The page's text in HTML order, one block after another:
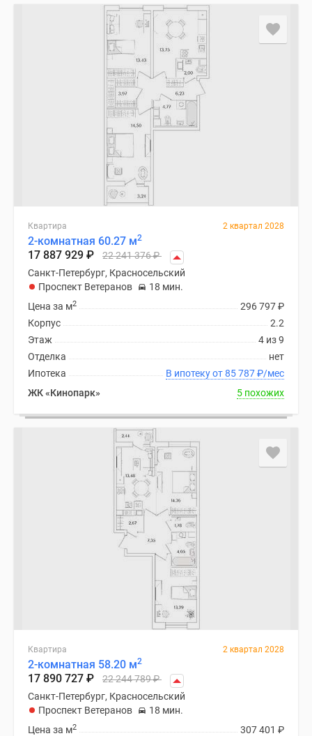
Квартира 2 квартал 2028
2-комнатная 60.27 м2
17 887 929 ₽ 22 241 376₽
Санкт-Петербург, Красносельский
Проспект Ветеранов
18 мин.
296 797₽
Цена за м2
2.2
Корпус
4 из 9
Этаж
нет
Отделка
В ипотеку от 85 787₽/мес
Ипотека
ЖК «Кинопарк»
5 похожих
Квартира 2 квартал 2028
2-комнатная 58.20 м2
17 890 727 ₽ 22 244 789₽
Санкт-Петербург, Красносельский
Проспект Ветеранов
18 мин.
307 401 ₽
Цена за м2